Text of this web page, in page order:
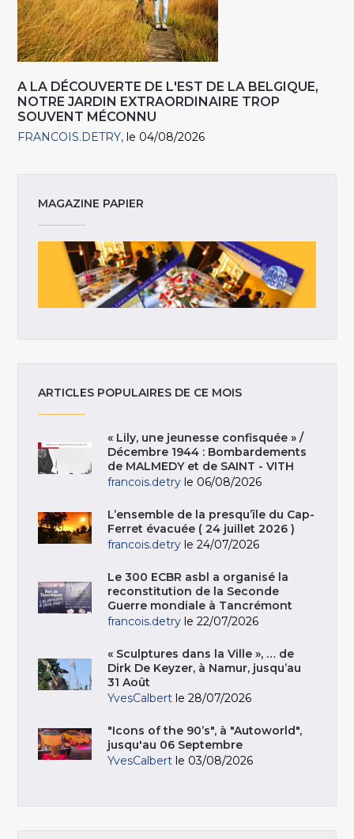
A LA DÉCOUVERTE DE L'EST DE LA BELGIQUE,
NOTRE JARDIN EXTRAORDINAIRE TROP
SOUVENT MÉCONNU
FRANCOIS.DETRY le 04/08/2026
MAGAZINE PAPIER
ARTICLES POPULAIRES DE CE MOIS
« Lily, une jeunesse confisquée » /
Décembre 1944 : Bombardements
de MALMEDY et de SAINT - VITH
francois.detry le 06/08/2026
L’ensemble de la presqu’île du Cap-
Ferret évacuée ( 24 juillet 2026 )
francois.detry le 24/07/2026
Le 300 ECBR asbl a organisé la
reconstitution de la Seconde
Guerre mondiale à Tancrémont
francois.detry le 22/07/2026
« Sculptures dans la Ville », … de
Dirk De Keyzer, à Namur, jusqu’au
31 Août
YvesCalbert le 28/07/2026
"Icons of the 90’s", à "Autoworld",
jusqu'au 06 Septembre
YvesCalbert le 03/08/2026